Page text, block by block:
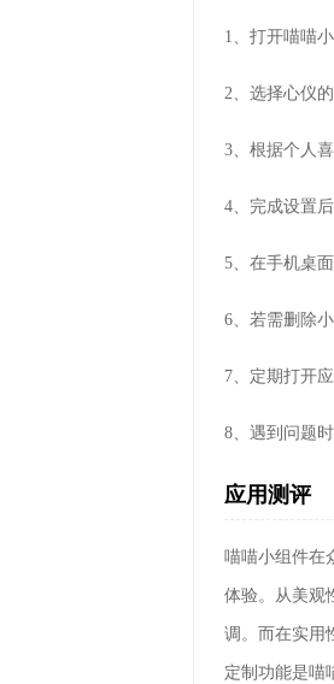
1、打开喵喵
2、选择心仪
3、根据个人
4、完成设置
5、在手机桌
6、若需删除
7、定期打开
8、遇到问题
应用测评
喵喵小组件在
体验。从美观
调。而在实用
定制功能是喵